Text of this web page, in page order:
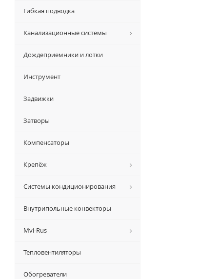
Гибкая подводка
Канализационные системы
Дождеприемники и лотки
Инструмент
Задвижки
Затворы
Компенсаторы
Крепёж
Системы кондиционирования
Внутрипольные конвекторы
Mvi-Rus
Тепловентиляторы
Обогреватели